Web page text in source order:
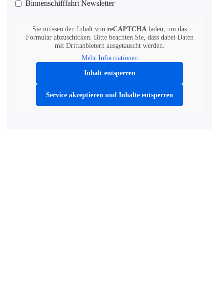
Binnenschifffahrt Newsletter
Sie müssen den Inhalt von reCAPTCHA laden, um das
Formular abzuschicken. Bitte beachten Sie, dass dabei Daten
mit Drittanbietern ausgetauscht werden.
Mehr Informationen
Inhalt entsperren
Service akzeptieren und Inhalte entsperren